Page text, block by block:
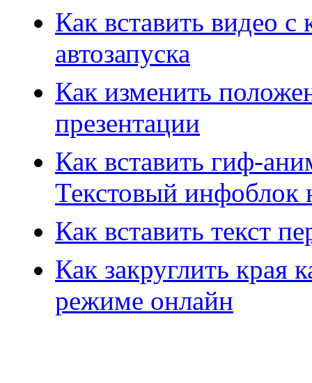
Как вставить видео
автозапуска
Как изменить
презентации
Как вставить гиф-
Текстовый
Как вставить текст
Как закруглить края
режиме онлайн